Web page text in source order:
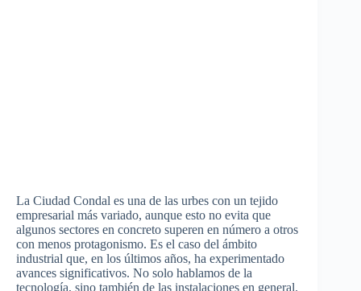
La Ciudad Condal es una de las urbes con un tejido
empresarial más variado, aunque esto no evita que
algunos sectores en concreto superen en número a otros
con menos protagonismo. Es el caso del ámbito
industrial que, en los últimos años, ha experimentado
avances significativos. No solo hablamos de la
tecnología, sino también de las instalaciones en general.